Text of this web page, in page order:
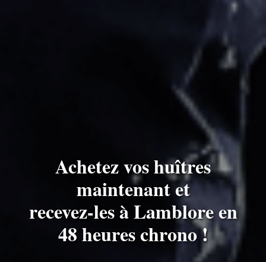
Achetez vos huîtres
maintenant et
recevez-les à Lamblore en
48 heures chrono !